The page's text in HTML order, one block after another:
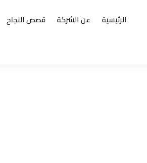
الرئيسية عن الشركة قصص النجاح